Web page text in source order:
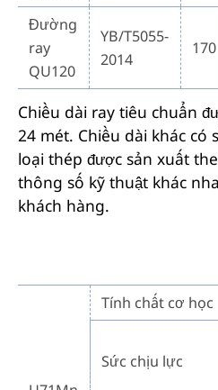
Đường
ray
QU120
YB/T5055-
2014
170
Chiều dài ray tiêu chuẩn
24 mét. Chiều dài khác có
loại thép được sản xuất
thông số kỹ thuật khác
khách hàng.
Tính chất cơ học
Sức chịu lực